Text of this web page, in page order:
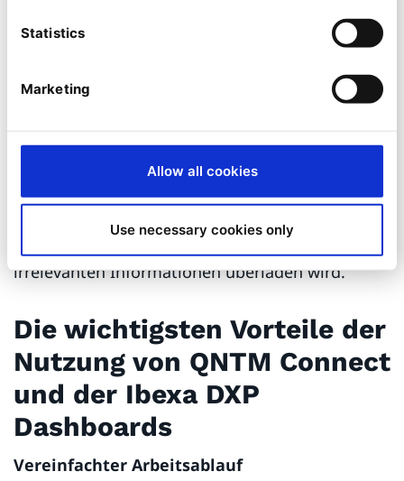
Statistics
Marketing
Allow all cookies
Use necessary cookies only
bereinigen, damit das Dashboard nicht mit
irrelevanten Informationen überladen wird.
Die wichtigsten Vorteile der
Nutzung von QNTM Connect
und der Ibexa DXP
Dashboards
Vereinfachter Arbeitsablauf